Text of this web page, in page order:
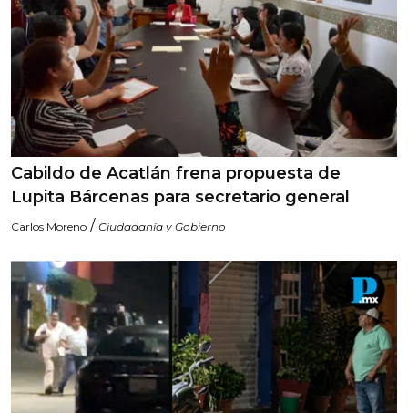
Cabildo de Acatlán frena propuesta de
Lupita Bárcenas para secretario general
Carlos Moreno / Ciudadanía y Gobierno